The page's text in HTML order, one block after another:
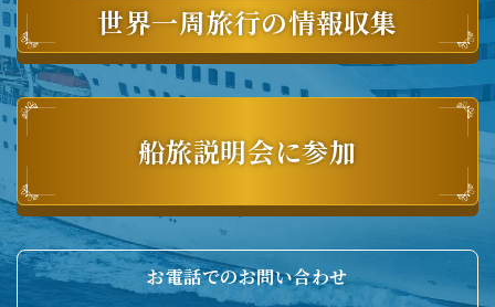
世界一周旅行の情報収集
船旅説明会に参加
お電話でのお問い合わせ